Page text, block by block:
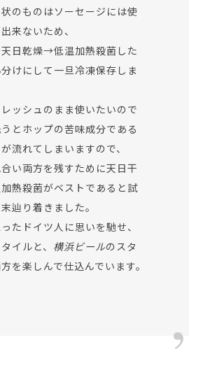
のものはソーセージには使
来ないため、
日乾燥→低温加熱殺菌した
けにして一旦冷凍保存しま
ッシュのまま使いたいので
とホップの苦味成分である
流れてしまいますので、
い両方を残すために天日干
熱殺菌がベストであると試
辿り着きました。
たドイツ人に思いを馳せ、
イルと、 横浜ビールのスタ
を楽しんで仕込んでいます。